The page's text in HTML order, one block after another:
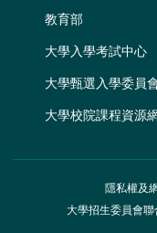
教育部
大學入學考試中心
大學甄選入學委員
大學校院課程資源
隱私權及
大學招生委員會聯